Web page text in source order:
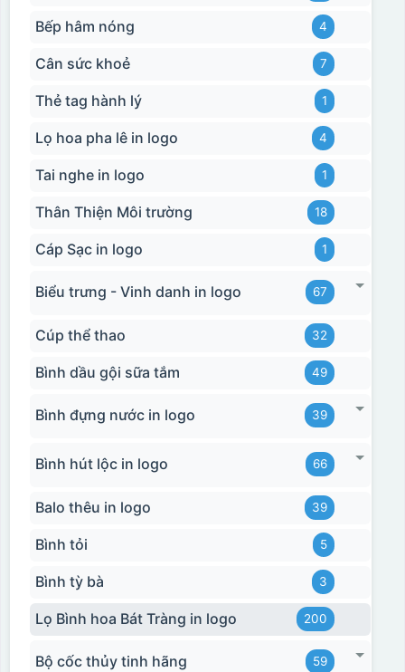
Bếp hâm nóng 4
Cân sức khoẻ 7
Thẻ tag hành lý 1
Lọ hoa pha lê in logo 4
Tai nghe in logo 1
Thân Thiện Môi trường 18
Cáp Sạc in logo 1
Biểu trưng - Vinh danh in logo 67
Cúp thể thao 32
Bình dầu gội sữa tắm 49
Bình đựng nước in logo 39
Bình hút lộc in logo 66
Balo thêu in logo 39
Bình tỏi 5
Bình tỳ bà 3
Lọ Bình hoa Bát Tràng in logo 200
Bộ cốc thủy tinh hãng 59